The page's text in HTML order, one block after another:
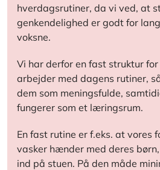
hverdagsrutiner, da vi ved, at
genkendelighed er godt for
voksne.
Vi har derfor en fast struktur
arbejder med dagens rutiner,
dem som meningsfulde,
fungerer som et læringsrum.
En fast rutine er f.eks. at vores
vasker hænder med deres
ind på stuen. På den måde